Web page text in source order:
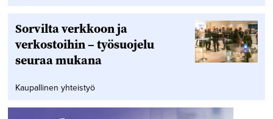
Sorvilta verkkoon ja
verkostoihin – työsuojelu
seuraa mukana
Kaupallinen yhteistyö